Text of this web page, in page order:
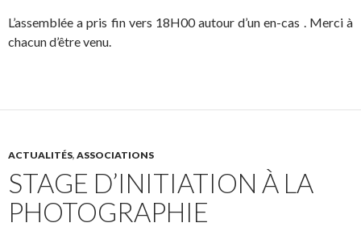
L’assemblée a pris fin vers 18H00 autour d’un en-cas . Merci à
chacun d’être venu.
ACTUALITÉS, ASSOCIATIONS
STAGE D’INITIATION À LA
PHOTOGRAPHIE